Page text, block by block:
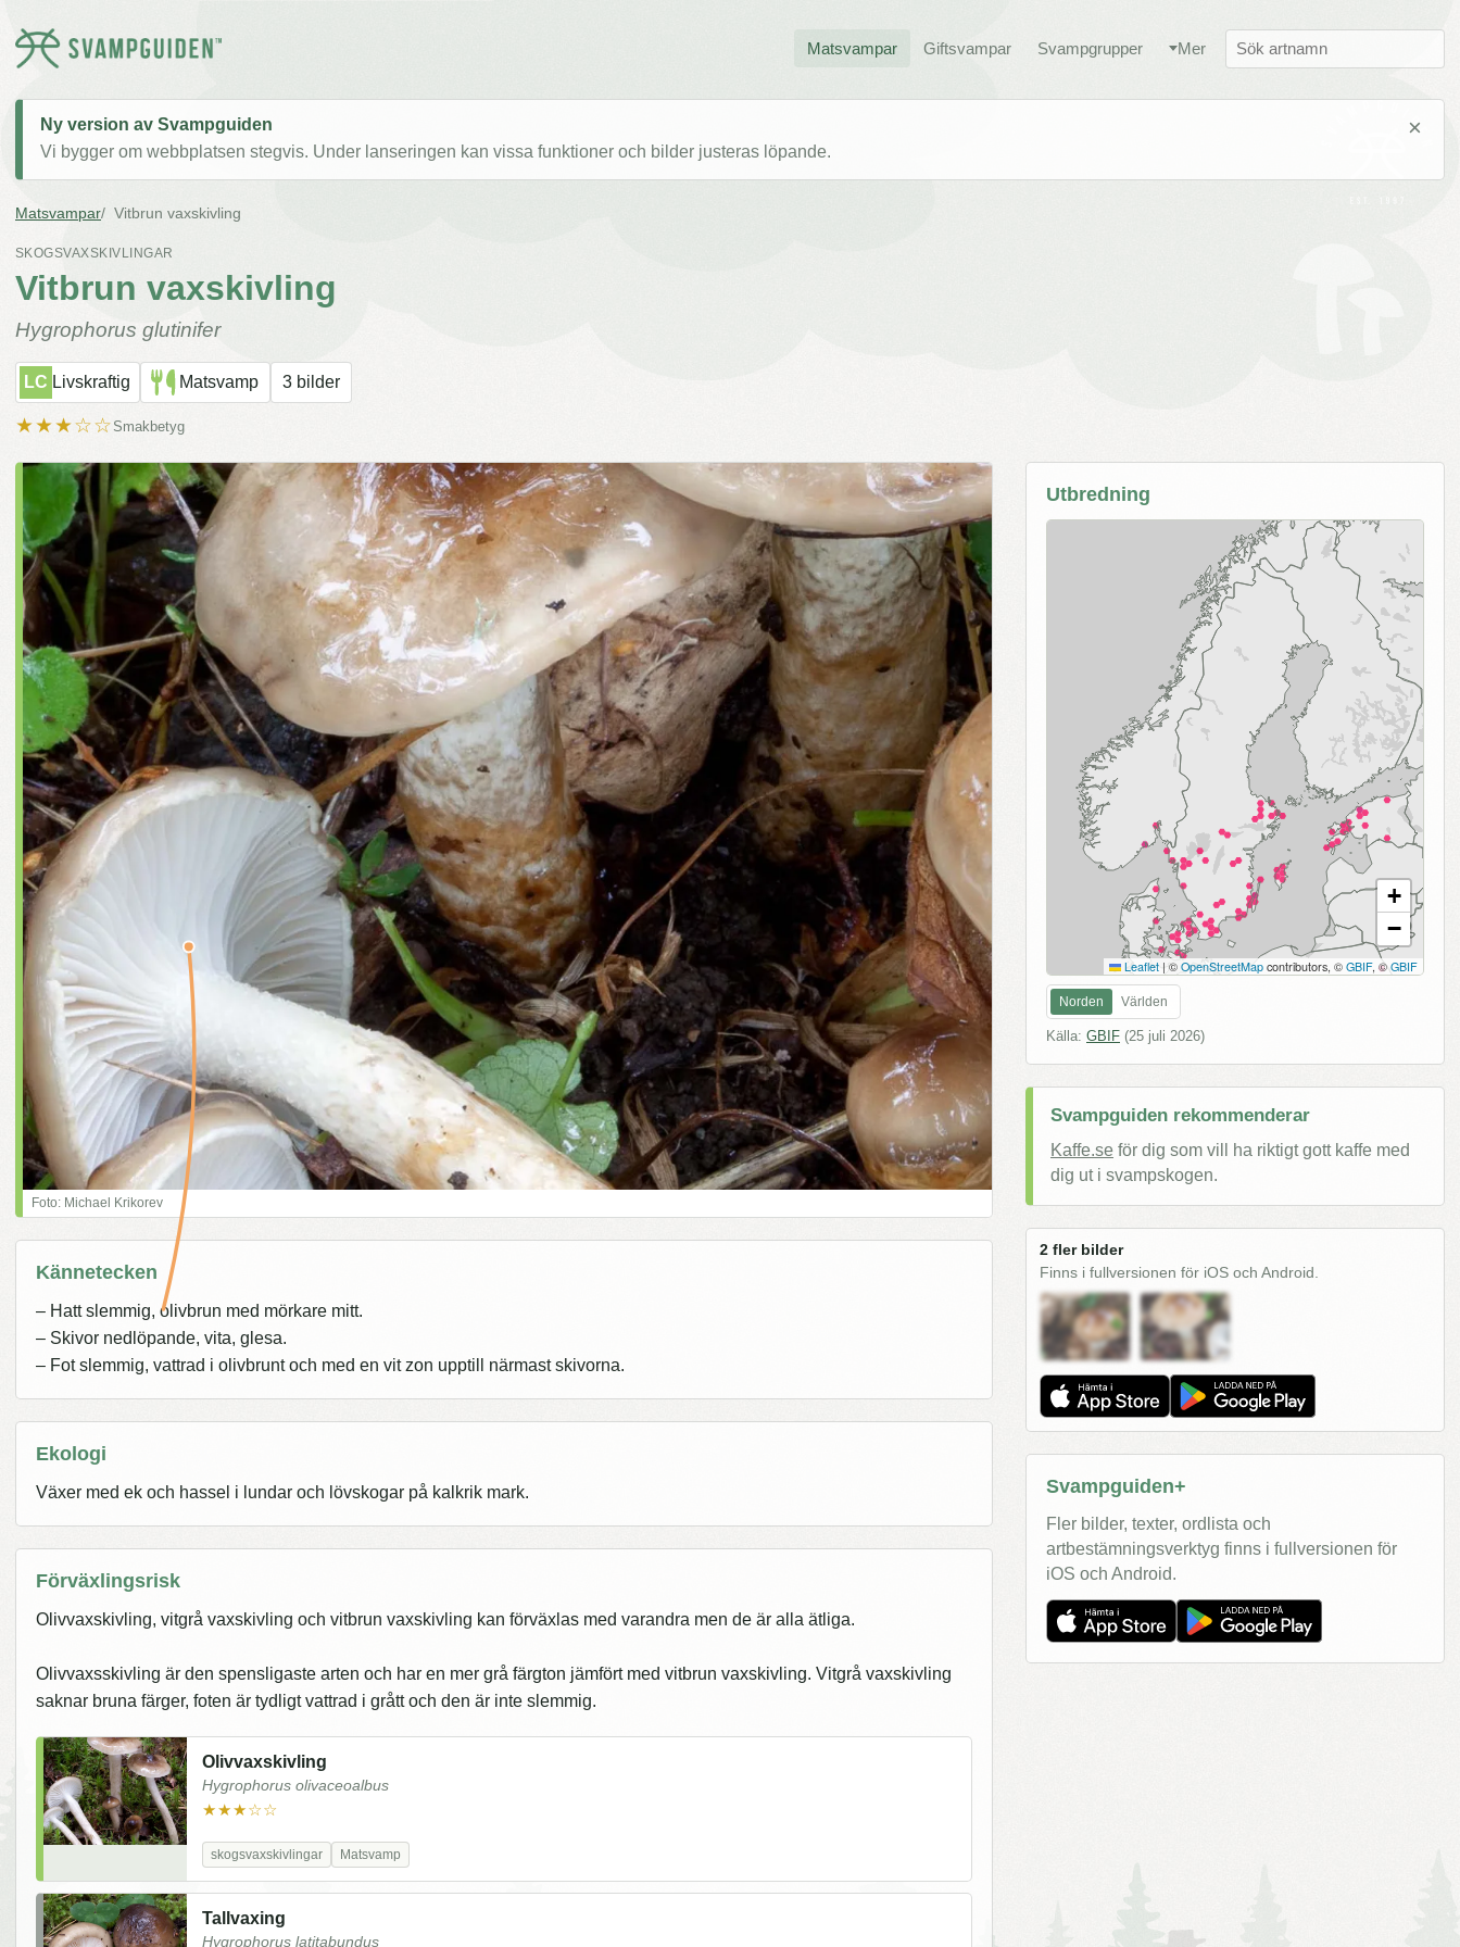
Matsvampar Giftsvampar Svampgrupper Mer
Ny version av Svampguiden
Vi bygger om webbplatsen stegvis. Under lanseringen kan vissa funktioner och bilder justeras löpande.
×
Matsvampar Vitbrun vaxskivling
SKOGSVAXSKIVLINGAR
Vitbrun vaxskivling
Hygrophorus glutinifer
LC Livskraftig Matsvamp 3 bilder
★★★☆☆ Smakbetyg
Foto: Michael Krikorev
Kännetecken
– Hatt slemmig, olivbrun med mörkare mitt.
– Skivor nedlöpande, vita, glesa.
– Fot slemmig, vattrad i olivbrunt och med en vit zon upptill närmast skivorna.
Ekologi
Växer med ek och hassel i lundar och lövskogar på kalkrik mark.
Förväxlingsrisk
Olivvaxskivling, vitgrå vaxskivling och vitbrun vaxskivling kan förväxlas med varandra men de är alla ätliga.
Olivvaxsskivling är den spensligaste arten och har en mer grå färgton jämfört med vitbrun vaxskivling. Vitgrå vaxskivling
saknar bruna färger, foten är tydligt vattrad i grått och den är inte slemmig.
Olivvaxskivling
Hygrophorus olivaceoalbus
★★★☆☆
skogsvaxskivlingar Matsvamp
Tallvaxing
Hygrophorus latitabundus
Utbredning
+
−
Leaflet | © OpenStreetMap contributors, © GBIF, ©GBIF
Norden Världen
Källa: GBIF (25 juli 2026)
Svampguiden rekommenderar
Kaffe.se för dig som vill ha riktigt gott kaffe med
dig ut i svampskogen.
2 fler bilder
Finns i fullversionen för iOS och Android.
Svampguiden+
Fler bilder, texter, ordlista och
artbestämningsverktyg finns i fullversionen för
iOS och Android.